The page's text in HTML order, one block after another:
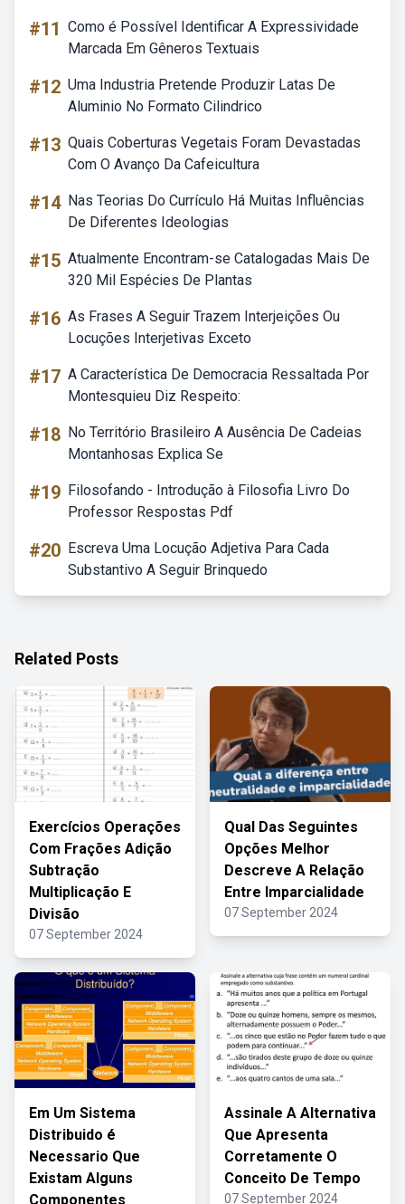
#11 Como é Possível Identificar A Expressividade
Marcada Em Gêneros Textuais
#12 Uma Industria Pretende Produzir Latas De
Aluminio No Formato Cilindrico
#13 Quais Coberturas Vegetais Foram Devastadas
Com O Avanço Da Cafeicultura
#14 Nas Teorias Do Currículo Há Muitas Influências
De Diferentes Ideologias
#15 Atualmente Encontram-se Catalogadas Mais De
320 Mil Espécies De Plantas
#16 As Frases A Seguir Trazem Interjeições Ou
Locuções Interjetivas Exceto
#17 A Característica De Democracia Ressaltada Por
Montesquieu Diz Respeito:
#18 No Território Brasileiro A Ausência De Cadeias
Montanhosas Explica Se
#19 Filosofando - Introdução à Filosofia Livro Do
Professor Respostas Pdf
#20 Escreva Uma Locução Adjetiva Para Cada
Substantivo A Seguir Brinquedo
Related Posts
Exercícios Operações
Com Frações Adição
Subtração
Multiplicação E
Divisão
07 September 2024
Qual Das Seguintes
Opções Melhor
Descreve A Relação
Entre Imparcialidade
07 September 2024
Em Um Sistema
Distribuido é
Necessario Que
Existam Alguns
Componentes
Assinale A Alternativa
Que Apresenta
Corretamente O
Conceito De Tempo
07 September 2024